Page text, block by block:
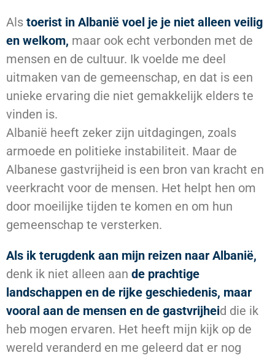
Als toerist in Albanië voel je je niet alleen veilig
en welkom, maar ook echt verbonden met de
mensen en de cultuur. Ik voelde me deel
uitmaken van de gemeenschap, en dat is een
unieke ervaring die niet gemakkelijk elders te
vinden is.
Albanië heeft zeker zijn uitdagingen, zoals
armoede en politieke instabiliteit. Maar de
Albanese gastvrijheid is een bron van kracht en
veerkracht voor de mensen. Het helpt hen om
door moeilijke tijden te komen en om hun
gemeenschap te versterken.
Als ik terugdenk aan mijn reizen naar Albanië,
denk ik niet alleen aan de prachtige
landschappen en de rijke geschiedenis, maar
vooral aan de mensen en de gastvrijheid die ik
heb mogen ervaren. Het heeft mijn kijk op de
wereld veranderd en me geleerd dat er nog